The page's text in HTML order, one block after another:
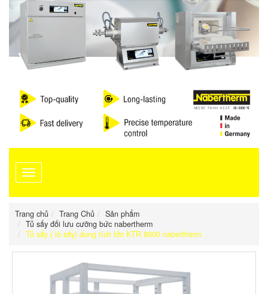
Toggle
navigation
Trang chủ Trang Chủ
Sản phẩm
Tủ sấy đối lưu cưỡng bức nabertherm
Tủ sấy ( lò sấy) dung tích lớn KTR 8000 nabertherm